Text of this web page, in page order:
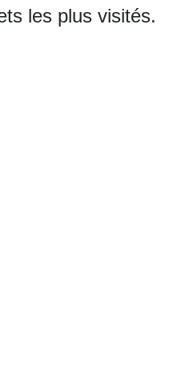
les plus visités.